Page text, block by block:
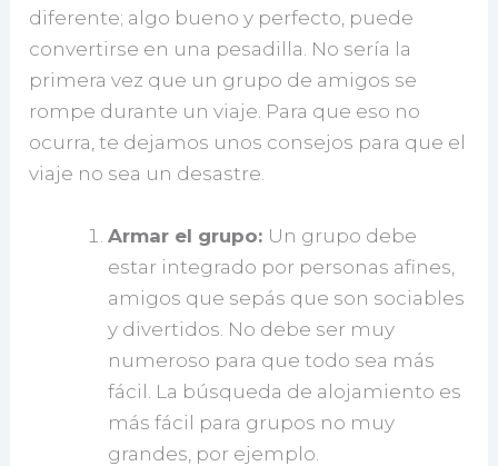
diferente; algo bueno y perfecto, puede
convertirse en una pesadilla. No sería la
primera vez que un grupo de amigos se
rompe durante un viaje. Para que eso no
ocurra, te dejamos unos consejos para que el
viaje no sea un desastre.
Armar el grupo: Un grupo debe
estar integrado por personas afines,
amigos que sepás que son sociables
y divertidos. No debe ser muy
numeroso para que todo sea más
fácil. La búsqueda de alojamiento es
más fácil para grupos no muy
grandes, por ejemplo.